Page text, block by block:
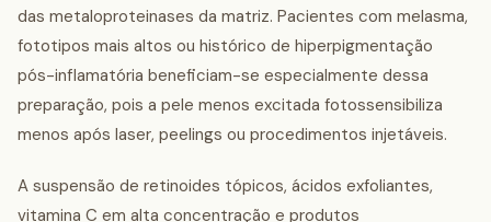
das metaloproteinases da matriz. Pacientes com melasma,
fototipos mais altos ou histórico de hiperpigmentação
pós-inflamatória beneficiam-se especialmente dessa
preparação, pois a pele menos excitada fotossensibiliza
menos após laser, peelings ou procedimentos injetáveis.
A suspensão de retinoides tópicos, ácidos exfoliantes,
vitamina C em alta concentração e produtos